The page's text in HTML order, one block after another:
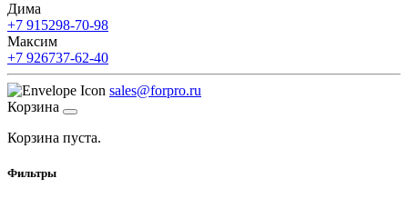
Дима
+7 915298-70-98
Максим
+7 926737-62-40
sales@forpro.ru
Корзина
Корзина пуста.
Фильтры